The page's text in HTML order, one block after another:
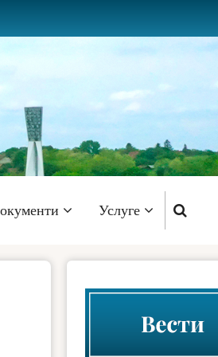
Услуге